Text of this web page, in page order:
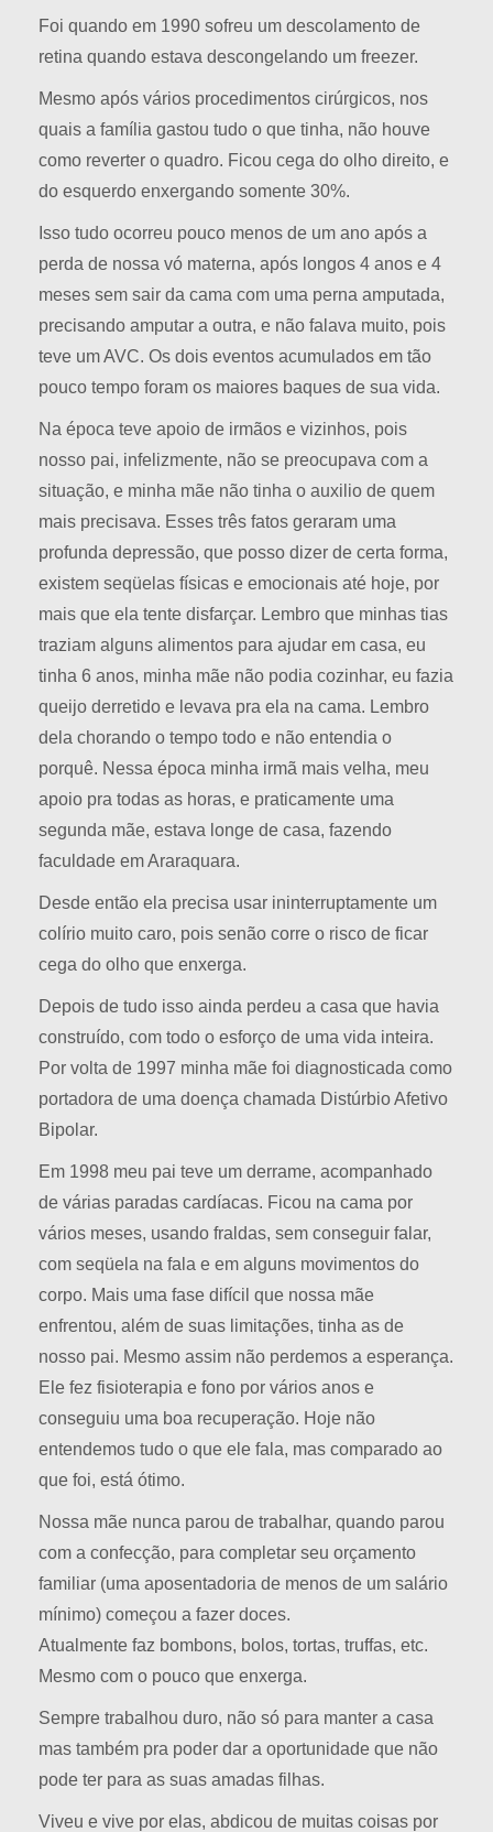
Foi quando em 1990 sofreu um descolamento de
retina quando estava descongelando um freezer.
Mesmo após vários procedimentos cirúrgicos, nos
quais a família gastou tudo o que tinha, não houve
como reverter o quadro. Ficou cega do olho direito, e
do esquerdo enxergando somente 30%.
Isso tudo ocorreu pouco menos de um ano após a
perda de nossa vó materna, após longos 4 anos e 4
meses sem sair da cama com uma perna amputada,
precisando amputar a outra, e não falava muito, pois
teve um AVC. Os dois eventos acumulados em tão
pouco tempo foram os maiores baques de sua vida.
Na época teve apoio de irmãos e vizinhos, pois
nosso pai, infelizmente, não se preocupava com a
situação, e minha mãe não tinha o auxilio de quem
mais precisava. Esses três fatos geraram uma
profunda depressão, que posso dizer de certa forma,
existem seqüelas físicas e emocionais até hoje, por
mais que ela tente disfarçar. Lembro que minhas tias
traziam alguns alimentos para ajudar em casa, eu
tinha 6 anos, minha mãe não podia cozinhar, eu fazia
queijo derretido e levava pra ela na cama. Lembro
dela chorando o tempo todo e não entendia o
porquê. Nessa época minha irmã mais velha, meu
apoio pra todas as horas, e praticamente uma
segunda mãe, estava longe de casa, fazendo
faculdade em Araraquara.
Desde então ela precisa usar ininterruptamente um
colírio muito caro, pois senão corre o risco de ficar
cega do olho que enxerga.
Depois de tudo isso ainda perdeu a casa que havia
construído, com todo o esforço de uma vida inteira.
Por volta de 1997 minha mãe foi diagnosticada como
portadora de uma doença chamada Distúrbio Afetivo
Bipolar.
Em 1998 meu pai teve um derrame, acompanhado
de várias paradas cardíacas. Ficou na cama por
vários meses, usando fraldas, sem conseguir falar,
com seqüela na fala e em alguns movimentos do
corpo. Mais uma fase difícil que nossa mãe
enfrentou, além de suas limitações, tinha as de
nosso pai. Mesmo assim não perdemos a esperança.
Ele fez fisioterapia e fono por vários anos e
conseguiu uma boa recuperação. Hoje não
entendemos tudo o que ele fala, mas comparado ao
que foi, está ótimo.
Nossa mãe nunca parou de trabalhar, quando parou
com a confecção, para completar seu orçamento
familiar (uma aposentadoria de menos de um salário
mínimo) começou a fazer doces.
Atualmente faz bombons, bolos, tortas, truffas, etc.
Mesmo com o pouco que enxerga.
Sempre trabalhou duro, não só para manter a casa
mas também pra poder dar a oportunidade que não
pode ter para as suas amadas filhas.
Viveu e vive por elas, abdicou de muitas coisas por